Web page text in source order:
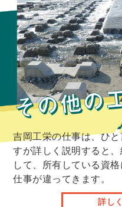
吉岡工栄の仕事は、ひ
すが詳しく説明すると
して、所有している資
仕事が違ってきます。
詳し